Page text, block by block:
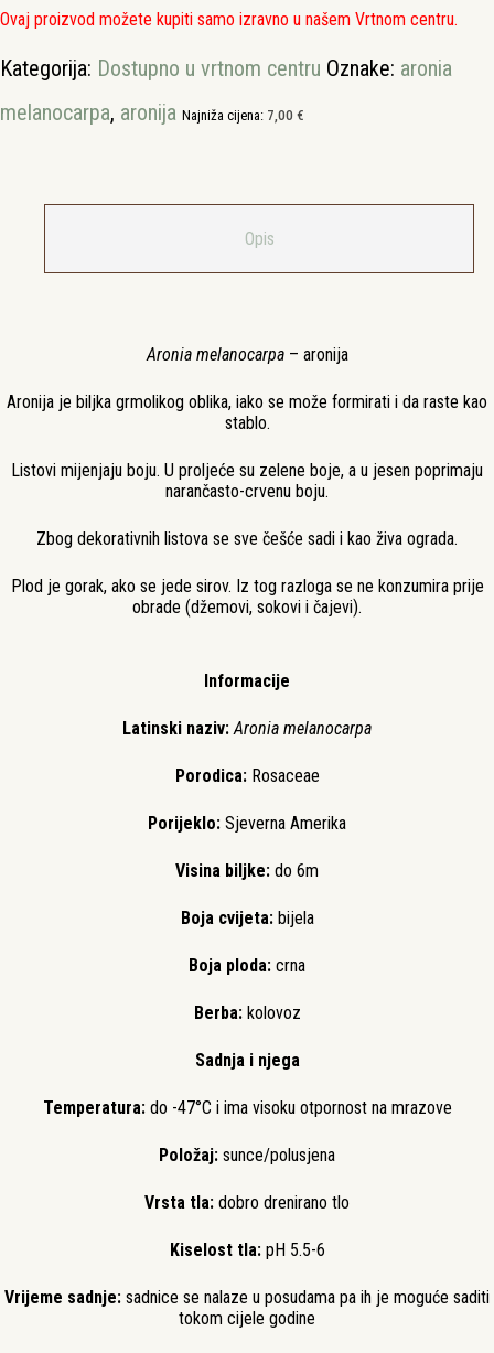
Ovaj proizvod možete kupiti samo izravno u našem Vrtnom centru.
Kategorija: Dostupno u vrtnom centru Oznake: aronia
melanocarpa, aronija Najniža cijena: 7,00 €
Opis
Aronia melanocarpa– aronija
Aronija je biljka grmolikog oblika, iako se može formirati i da raste kao
stablo.
Listovi mijenjaju boju. U proljeće su zelene boje, a u jesen poprimaju
narančasto-crvenu boju.
Zbog dekorativnih listova se sve češće sadi i kao živa ograda.
Plod je gorak, ako se jede sirov. Iz tog razloga se ne konzumira prije
obrade (džemovi, sokovi i čajevi).
Informacije
Latinski naziv: Aronia melanocarpa
Porodica: Rosaceae
Porijeklo: Sjeverna Amerika
Visina biljke: do 6m
Boja cvijeta:bijela
Boja ploda: crna
Berba:kolovoz
Sadnja i njega
Temperatura: do -47°C i ima visoku otpornost na mrazove
Položaj: sunce/polusjena
Vrsta tla: dobro drenirano tlo
Kiselost tla:pH 5.5-6
Vrijeme sadnje: sadnice se nalaze u posudama pa ih je moguće saditi
tokom cijele godine